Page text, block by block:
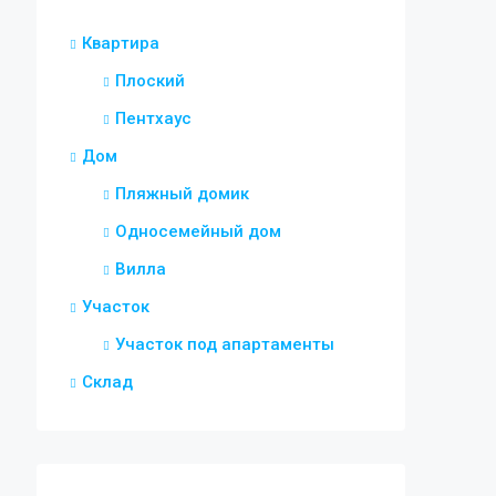
Квартира
Плоский
Пентхаус
Дом
Пляжный домик
Односемейный дом
Вилла
Участок
Участок под апартаменты
Склад